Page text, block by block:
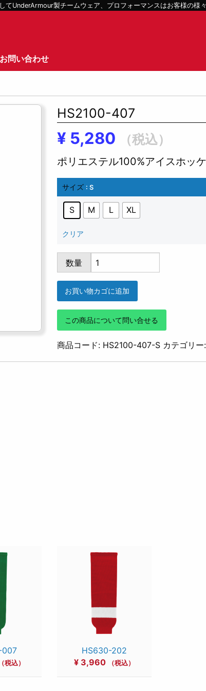
UnderArmour製チームウェア、プロフォーマンスはお客様の様
お問い合わせ
HS2100-407
¥ 5,280 （税込）
ポリエステル100%アイスホッ
サイズ : S
S M L XL
クリア
HS2100-
407
個
数量
お買い物カゴに追加
この商品について問い合せる
商品コード: HS2100-407-S カテゴリー:
007
（税込）
HS630-202
¥ 3,960 （税込）